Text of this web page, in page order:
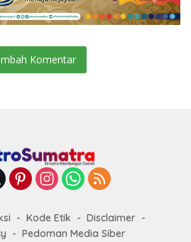
Komentar
Kode Etik
Disclaimer
Pedoman Media Siber